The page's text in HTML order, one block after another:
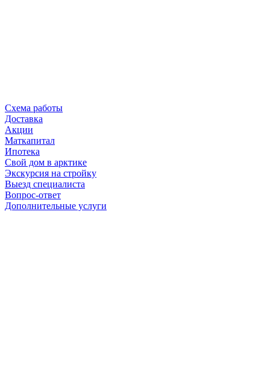
Схема работы
Доставка
Акции
Маткапитал
Ипотека
Свой дом в арктике
Экскурсия на стройку
Выезд специалиста
Вопрос-ответ
Дополнительные услуги